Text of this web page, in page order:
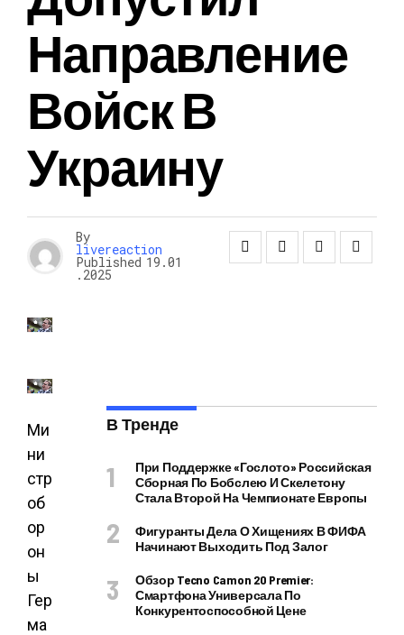
Направление
Войск В
Украину
By
livereaction
Published 19.01
.2025
Ми
ни
стр
об
ор
он
ы
Гер
ма
В Тренде
При Поддержке «Гослото» Российская
Сборная По Бобслею И Скелетону
Стала Второй На Чемпионате Европы
Фигуранты Дела О Хищениях В ФИФА
Начинают Выходить Под Залог
Обзор Tecno Camon 20 Premier:
Смартфона Универсала По
Конкурентоспособной Цене